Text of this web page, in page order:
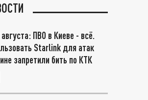
ПВО в Киеве - всё.
Starlink для атак
запретили бить по КТК